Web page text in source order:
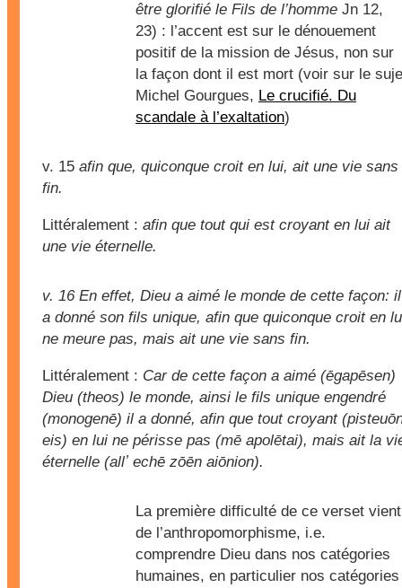
être glorifié le Fils de l’homme Jn 12,
23) : l’accent est sur le dénouement
positif de la mission de Jésus, non sur
la façon dont il est mort (voir sur le
Michel Gourgues, Le crucifié. Du
scandale à l’exaltation)
v. 15 afin que, quiconque croit en lui, ait une vie sans
fin.
Littéralement : afin que tout qui est croyant en lui ait
une vie éternelle.
v. 16En effet, Dieu a aimé le monde de cette façon: il
a donné son fils unique, afin que quiconque croit en
ne meure pas, mais ait une vie sans fin.
Littéralement : Car de cette façon a aimé (ēgapēsen)
Dieu (theos) le monde, ainsi le fils unique engendré
(monogenē) il a donné, afin que tout croyant
eis) en lui ne périsse pas (mē apolētai), mais ait la
éternelle (allʼ echē zōēn aiōnion).
La première difficulté de ce verset vient
de l’anthropomorphisme, i.e.
comprendre Dieu dans nos catégories
humaines, en particulier nos catégories